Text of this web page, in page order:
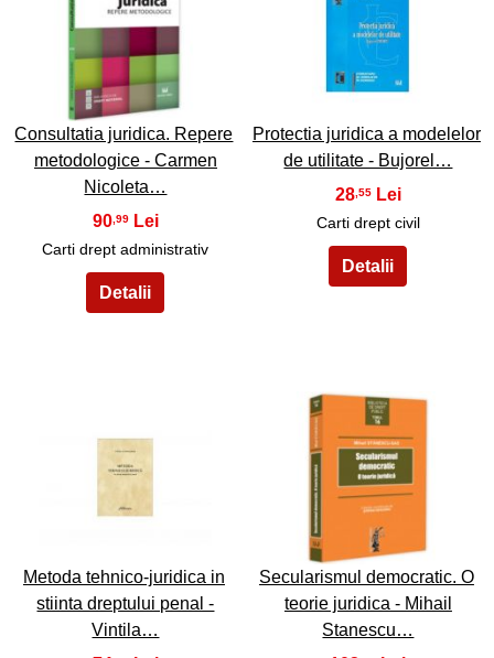
15
Consultatia juridica. Repere
metodologice - Carmen
Nicoleta…
90,99
Carti drept administrativ
16
Protectia juridica a modelelor
de utilitate - Bujorel…
28 ,55
Carti drept civil
Metoda tehnico-juridica in
stiinta dreptului penal -
Vintila…
18
Secularismul democratic. O
teorie juridica - Mihail
Stanescu…